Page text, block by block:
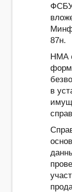
ФСБУ
87н.
НМА
в